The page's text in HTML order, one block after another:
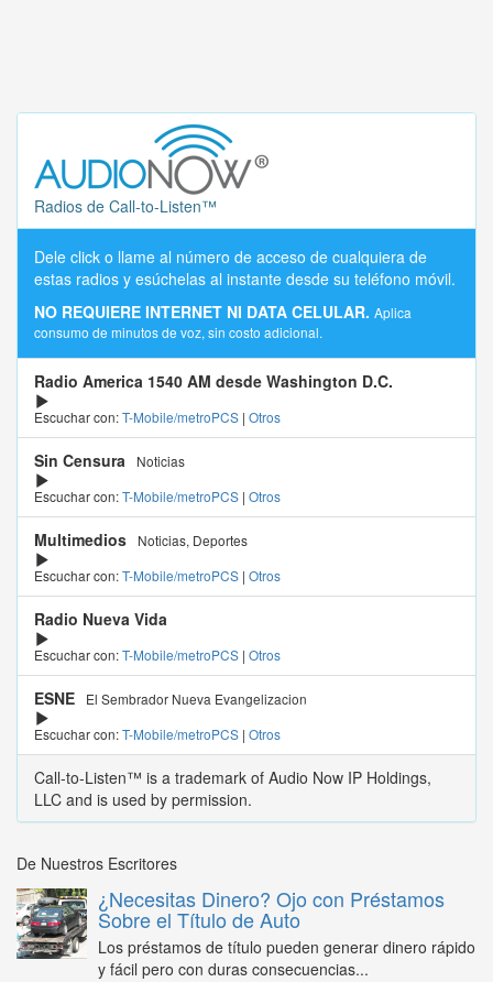
Radios de Call-to-Listen™
Dele click o llame al número de acceso de cualquiera de
estas radios y esúchelas al instante desde su teléfono móvil.
NO REQUIERE INTERNET NI DATA CELULAR. Aplica
consumo de minutos de voz, sin costo adicional.
Radio America 1540 AM desde Washington D.C.
Escuchar con:T-Mobile/metroPCS | Otros
Sin Censura
Noticias
Escuchar con:T-Mobile/metroPCS | Otros
Multimedios
Noticias, Deportes
Escuchar con:T-Mobile/metroPCS | Otros
Radio Nueva Vida
Escuchar con:T-Mobile/metroPCS | Otros
ESNE
El Sembrador Nueva Evangelizacion
Escuchar con:T-Mobile/metroPCS | Otros
Call-to-Listen™ is a trademark of Audio Now IP Holdings,
LLC and is used by permission.
De Nuestros Escritores
¿Necesitas Dinero? Ojo con Préstamos
Sobre el Título de Auto
Los préstamos de título pueden generar dinero rápido
y fácil pero con duras consecuencias...